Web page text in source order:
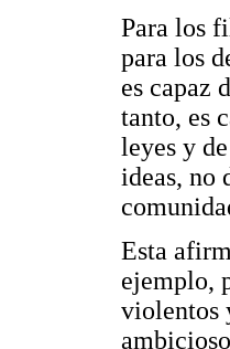
Para los
para los
es capaz
tanto, es
leyes y
ideas, no
Esta
ejemplo,
violentos